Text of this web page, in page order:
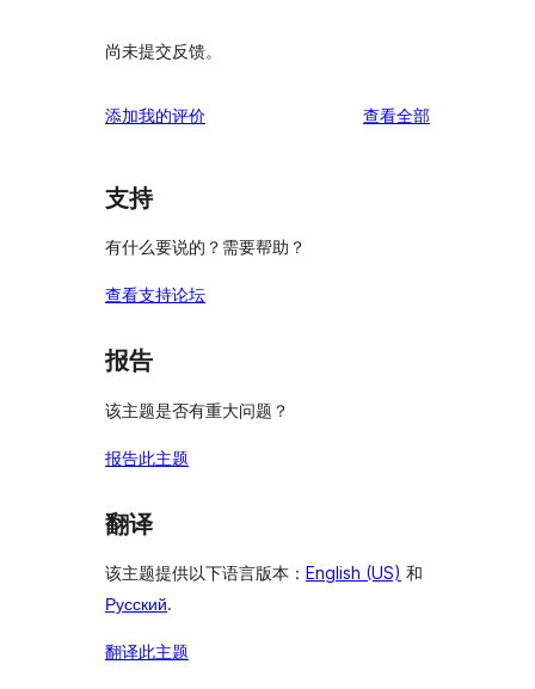
尚未提交反馈。
添加我的评价 查看全部评
支持
有什么要说的？需要帮助？
查看支持论坛
报告
该主题是否有重大问题？
报告此主题
翻译
该主题提供以下语言版本： English (US) 和
Русский.
翻译此主题